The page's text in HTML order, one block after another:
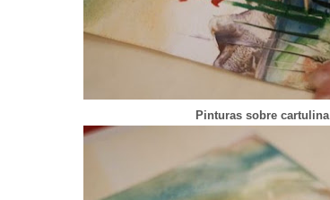
Pinturas sobre cartulina